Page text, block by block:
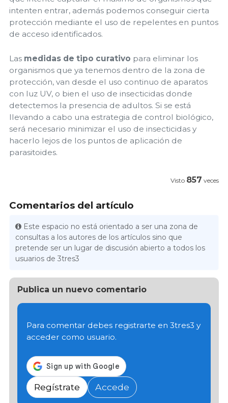
intenten entrar, además podemos conseguir cierta
protección mediante el uso de repelentes en puntos
de acceso identificados.
Las medidas de tipo curativo para eliminar los
organismos que ya tenemos dentro de la zona de
protección, van desde el uso continuo de aparatos
con luz UV, o bien el uso de insecticidas donde
detectemos la presencia de adultos. Si se está
llevando a cabo una estrategia de control biológico,
será necesario minimizar el uso de insecticidas y
hacerlo lejos de los puntos de aplicación de
parasitoides.
Visto 857 veces
Comentarios del artículo
Este espacio no está orientado a ser una zona de
consultas a los autores de los artículos sino que
pretende ser un lugar de discusión abierto a todos los
usuarios de 3tres3
Publica un nuevo comentario
Para comentar debes registrarte en 3tres3 y
acceder como usuario.
Regístrate Accede